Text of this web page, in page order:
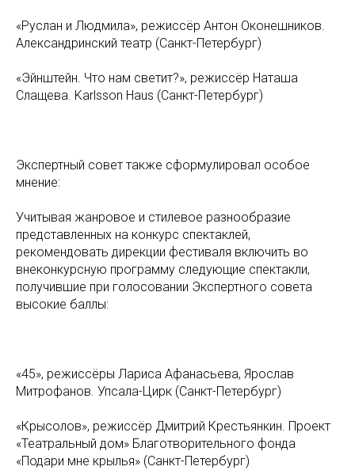
«Руслан и Людмила», режиссёр Антон Оконешников.
Александринский театр (Санкт-Петербург)
«Эйнштейн. Что нам светит?», режиссёр Наташа
Слащева. Karlsson Haus (Санкт-Петербург)
Экспертный совет также сформулировал особое
мнение:
Учитывая жанровое и стилевое разнообразие
представленных на конкурс спектаклей,
рекомендовать дирекции фестиваля включить во
внеконкурсную программу следующие спектакли,
получившие при голосовании Экспертного совета
высокие баллы:
«45», режиссёры Лариса Афанасьева, Ярослав
Митрофанов. Упсала-Цирк (Санкт-Петербург)
«Крысолов», режиссёр Дмитрий Крестьянкин. Проект
«Театральный дом» Благотворительного фонда
«Подари мне крылья» (Санкт-Петербург)